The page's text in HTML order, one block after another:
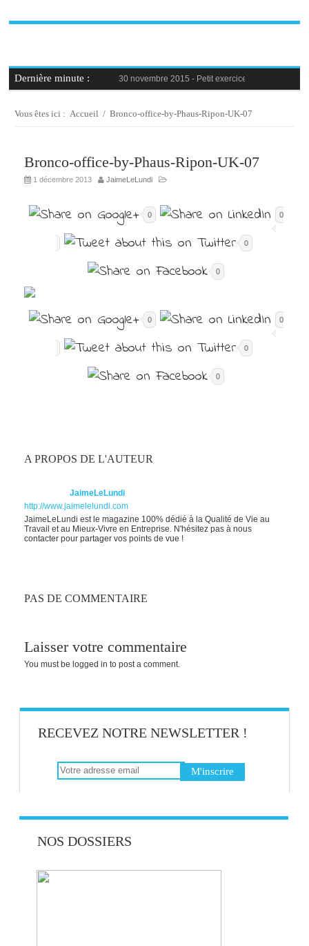
Dernière minute : 30 novembre 2015 - Petit exercice de la semaine
30 novembre 2015 -Blague au bureau #9
23 novembre 2015 -Le syndrome de l’imposteur,
Vous êtes ici :Accueil /Bronco-office-by-Phaus-Ripon-UK-07
Bronco-office-by-Phaus-Ripon-UK-07
1 décembre 2013 JaimeLeLundi
0 0
0
0
0 0
0
0
A PROPOS DE L'AUTEUR
JaimeLeLundi
http://www.jaimelelundi.com
JaimeLeLundi est le magazine 100% dédié à la Qualité de Vie au
Travail et au Mieux-Vivre en Entreprise. N'hésitez pas à nous
contacter pour partager vos points de vue !
PAS DE COMMENTAIRE
Laisser votre commentaire
You must be logged in to post a comment.
RECEVEZ NOTRE NEWSLETTER !
NOS DOSSIERS